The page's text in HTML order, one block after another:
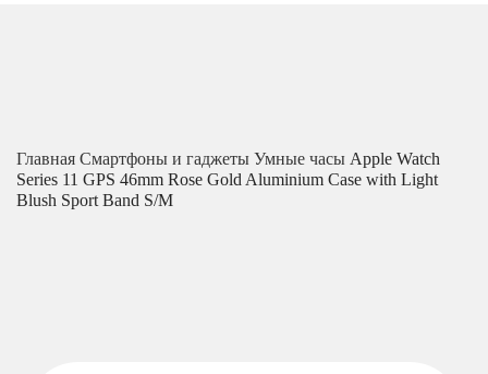
Главная Смартфоны и гаджеты Умные часы Apple Watch
Series 11 GPS 46mm Rose Gold Aluminium Case with Light
Blush Sport Band S/M